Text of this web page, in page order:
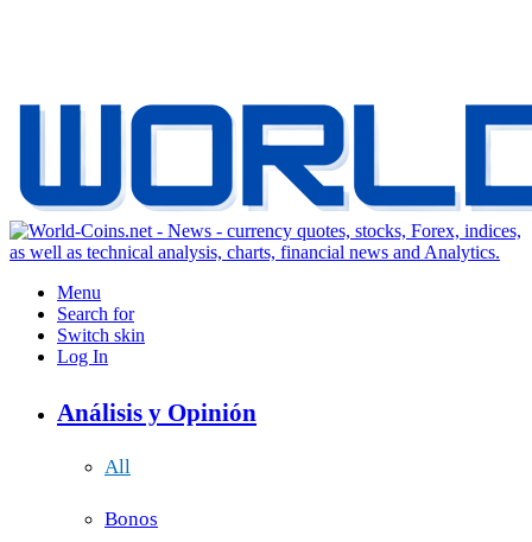
Menu
Search for
Switch skin
Log In
Análisis y Opinión
All
Bonos